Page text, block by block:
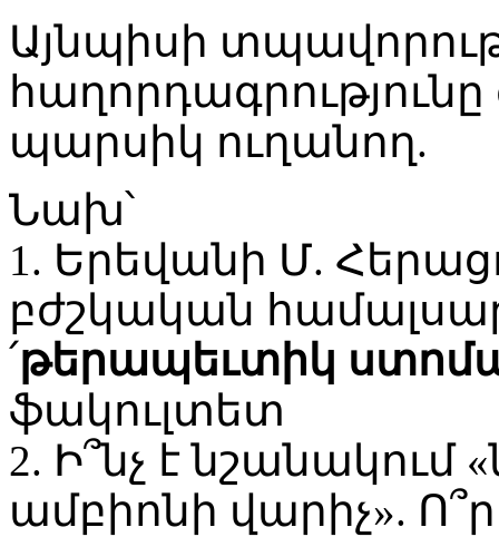
Այնպիսի
հաղորդագրությունը
պարսիկ ուղանող.
Նախ՝
1. Երեվանի Մ.
բժշկական
՛թերապեւտիկ
ֆակուլտետ
2. Ի՞նչ է նշանակում
ամբիոնի վարիչ».